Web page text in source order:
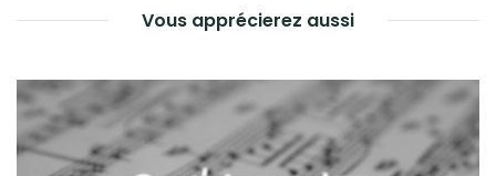
Vous apprécierez aussi